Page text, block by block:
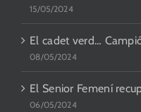
15/05/2024
El cadet verd…
08/05/2024
El Senior Femení
06/05/2024